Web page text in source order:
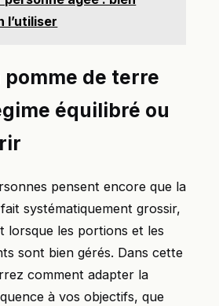
l’utiliser
de terre
équilibré ou
pensent encore que la
systématiquement grossir,
lorsque les portions et les
sont bien gérés. Dans cette
comment adapter la
à vos objectifs, que